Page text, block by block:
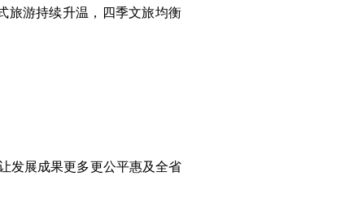
旅游持续升温，四季文旅均衡
发展成果更多更公平惠及全省